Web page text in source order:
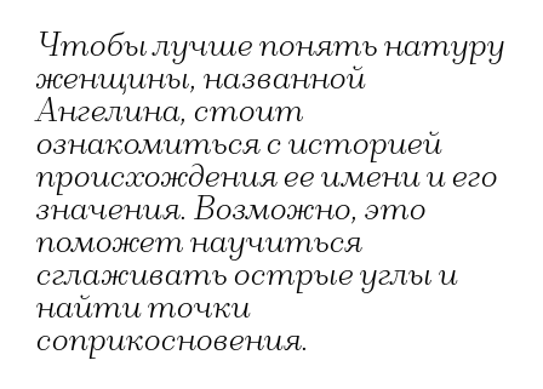
Чтобы лучше понять натуру
женщины, названной
Ангелина, стоит
ознакомиться с историей
происхождения ее имени и его
значения. Возможно, это
поможет научиться
сглаживать острые углы и
найти точки
соприкосновения.